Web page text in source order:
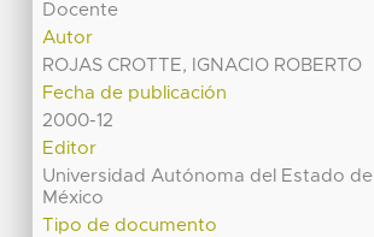
Docente
Autor
ROJAS CROTTE, IGNACIO ROBERTO
Fecha de publicación
2000-12
Editor
Universidad Autónoma del Estado de
México
Tipo de documento